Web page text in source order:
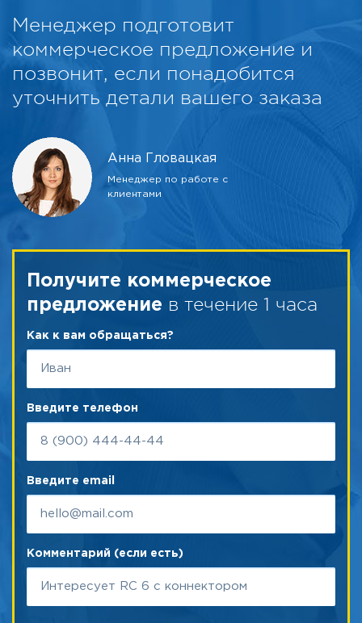
Менеджер подготовит
коммерческое предложение и
позвонит, если понадобится
уточнить детали вашего заказа
Анна Гловацкая
Менеджер по работе с
клиентами
Получите коммерческое
предложение в течение 1 часа
Как к вам обращаться?
Введите телефон
Введите email
Комментарий (если есть)